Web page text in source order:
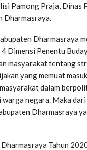
Pamong Praja, Dinas
Dharmasraya.
Dharmasraya
Dimensi Penentu
masyarakat tentang
yang memuat
dalam
negara. Maka
Dharmasraya
Tahun